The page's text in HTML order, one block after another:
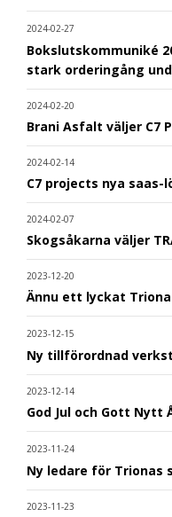
2024-02-27
Bokslutskommuniké
stark orderingång
2024-02-20
Brani Asfalt väljer C7
2024-02-14
C7 projects nya
2024-02-07
Skogsåkarna väljer
2023-12-20
Ännu ett lyckat Triona
2023-12-15
Ny tillförordnad
2023-12-14
God Jul och Gott Nytt
2023-11-24
Ny ledare för Trionas
2023-11-23